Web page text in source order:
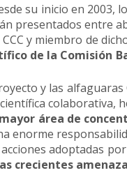
su inicio en 2003,
presentados entre
y miembro de
de la Comisión
y las
colaborativa,
mayor área de
enorme
acciones adoptadas
crecientes
no
activamente en la
ecosistemas acuáticos en
Lo Castillo, Vitacura,